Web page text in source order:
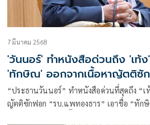
7 มีนาคม 2568
'วันนอร์' ทำหนังสือด่วนถึง 'เท้ง
'ทักษิณ' ออกจากเนื้อหาญัตติซั
“ประธานวันนอร์” ทำหนังสือด่วนที่สุดถึง “เ
ญัตติซักฟอก “รบ.แพทองธาร” เอาชื่อ “ทัก